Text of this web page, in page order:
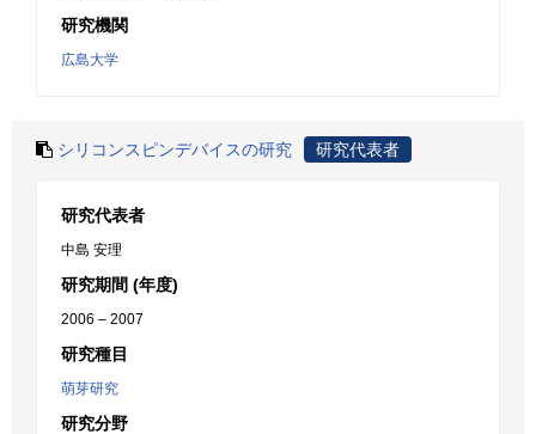
研究機関
広島大学
シリコンスピンデバイスの研究 研究代表者
研究代表者
中島 安理
研究期間 (年度)
2006 – 2007
研究種目
萌芽研究
研究分野